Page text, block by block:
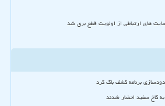
های ارتباطی از اولویت قطع برق شد
برنامه کشف باگ کرد
کاخ سفید احضار شدند